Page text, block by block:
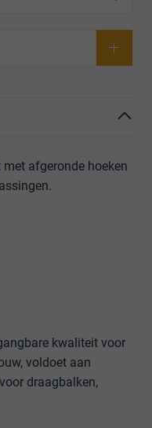
afgeronde hoeken
kwaliteit voor
voldoet aan
draagbalken,